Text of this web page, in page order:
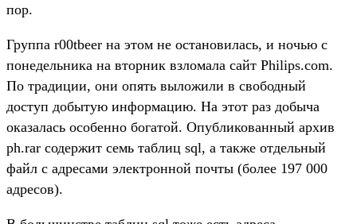
пор.
Группа r00tbeer на этом не остановилась, и ночью с
понедельника на вторник взломала сайт Philips.com.
По традиции, они опять выложили в свободный
доступ добытую информацию. На этот раз добыча
оказалась особенно богатой. Опубликованный архив
ph.rar содержит семь таблиц sql, а также отдельный
файл с адресами электронной почты (более 197 000
адресов).